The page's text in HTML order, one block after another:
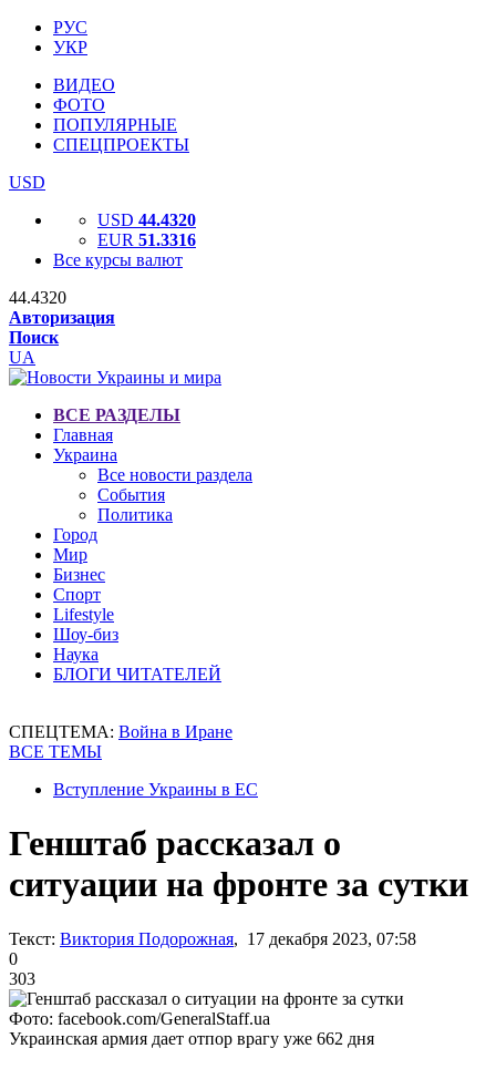
РУС
УКР
ВИДЕО
ФОТО
ПОПУЛЯРНЫЕ
СПЕЦПРОЕКТЫ
USD
USD 44.4320
EUR 51.3316
Все курсы валют
44.4320
Авторизация
Поиск
UA
ВСЕ РАЗДЕЛЫ
Главная
Украина
Все новости раздела
События
Политика
Город
Мир
Бизнес
Спорт
Lifestyle
Шоу-биз
Наука
БЛОГИ ЧИТАТЕЛЕЙ
СПЕЦТЕМА: Война в Иране
ВСЕ ТЕМЫ
Вступление Украины в ЕС
Генштаб рассказал о
ситуации на фронте за сутки
Текст: Виктория Подорожная, 17 декабря 2023, 07:58
0
303
Фото: facebook.com/GeneralStaff.ua
Украинская армия дает отпор врагу уже 662 дня